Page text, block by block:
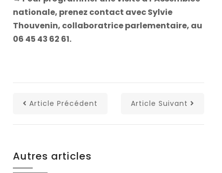
nationale, prenez contact avec Sylvie
Thouvenin, collaboratrice parlementaire, au
06 45 43 62 61.
Article Précédent Article Suivant
Autres articles